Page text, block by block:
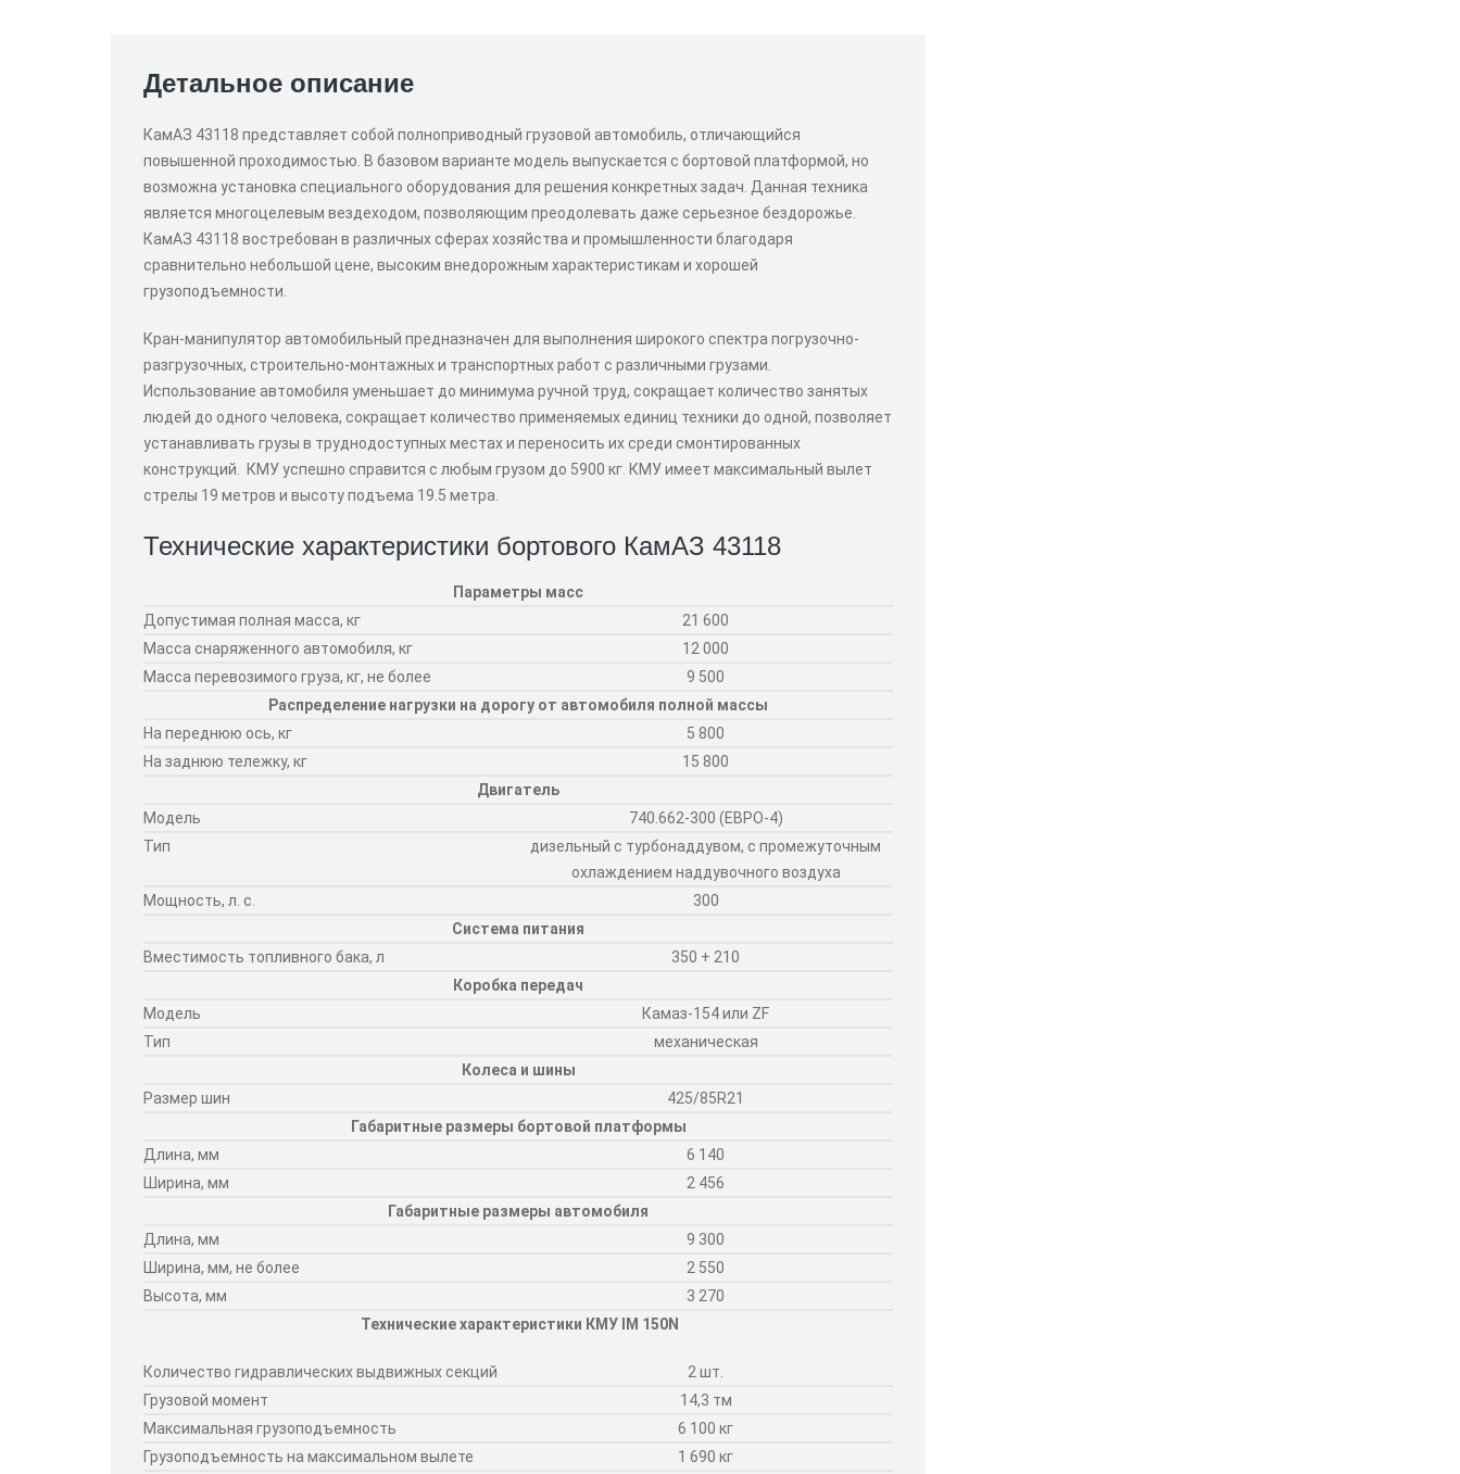
Детальное описание
КамАЗ 43118 представляет собой полноприводный грузовой автомобиль, отличающийся
повышенной проходимостью. В базовом варианте модель выпускается с бортовой платформой, но
возможна установка специального оборудования для решения конкретных задач. Данная техника
является многоцелевым вездеходом, позволяющим преодолевать даже серьезное бездорожье.
КамАЗ 43118 востребован в различных сферах хозяйства и промышленности благодаря
сравнительно небольшой цене, высоким внедорожным характеристикам и хорошей
грузоподъемности.
Кран-манипулятор автомобильный предназначен для выполнения широкого спектра погрузочно-
разгрузочных, строительно-монтажных и транспортных работ с различными грузами.
Использование автомобиля уменьшает до минимума ручной труд, сокращает количество занятых
людей до одного человека, сокращает количество применяемых единиц техники до одной, позволяет
устанавливать грузы в труднодоступных местах и переносить их среди смонтированных
конструкций. КМУ успешно справится с любым грузом до 5900 кг. КМУ имеет максимальный вылет
стрелы 19 метров и высоту подъема 19.5 метра.
Технические характеристики бортового КамАЗ 43118
Параметры масс
Допустимая полная масса, кг
21 600
Масса снаряженного автомобиля, кг
12 000
Масса перевозимого груза, кг, не более
9 500
Распределение нагрузки на дорогу от автомобиля полной массы
На переднюю ось, кг
5 800
На заднюю тележку, кг
15 800
Двигатель
Модель
740.662-300 (ЕВРО-4)
Тип
дизельный с турбонаддувом, с промежуточным
охлаждением наддувочного воздуха
Мощность, л. с.
300
Система питания
Вместимость топливного бака, л
350 + 210
Коробка передач
Модель
Камаз-154 или ZF
Тип
механическая
Колеса и шины
Размер шин
425/85R21
Габаритные размеры бортовой платформы
Длина, мм
6 140
Ширина, мм
2 456
Габаритные размеры автомобиля
Длина, мм
9 300
Ширина, мм, не более
2 550
Высота, мм
3 270
Технические характеристики КМУ IM 150N
Количество гидравлических выдвижных секций
2 шт.
Грузовой момент
14,3 тм
Максимальная грузоподъемность
6 100 кг
Грузоподъемность на максимальном вылете
1 690 кг